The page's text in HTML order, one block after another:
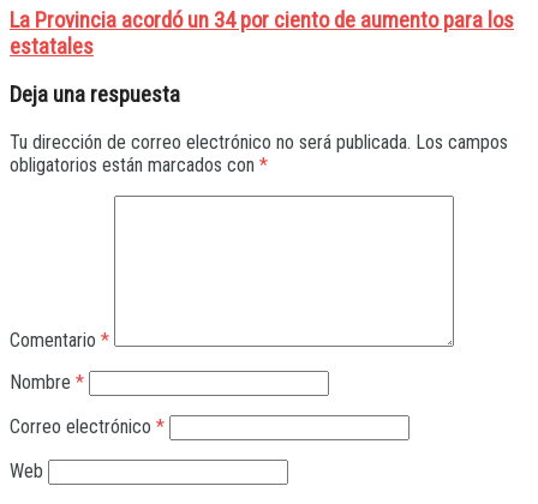
La Provincia acordó un 34 por ciento de aumento para los
estatales
Deja una respuesta
Tu dirección de correo electrónico no será publicada. Los campos
obligatorios están marcados con *
Comentario *
Nombre *
Correo electrónico *
Web